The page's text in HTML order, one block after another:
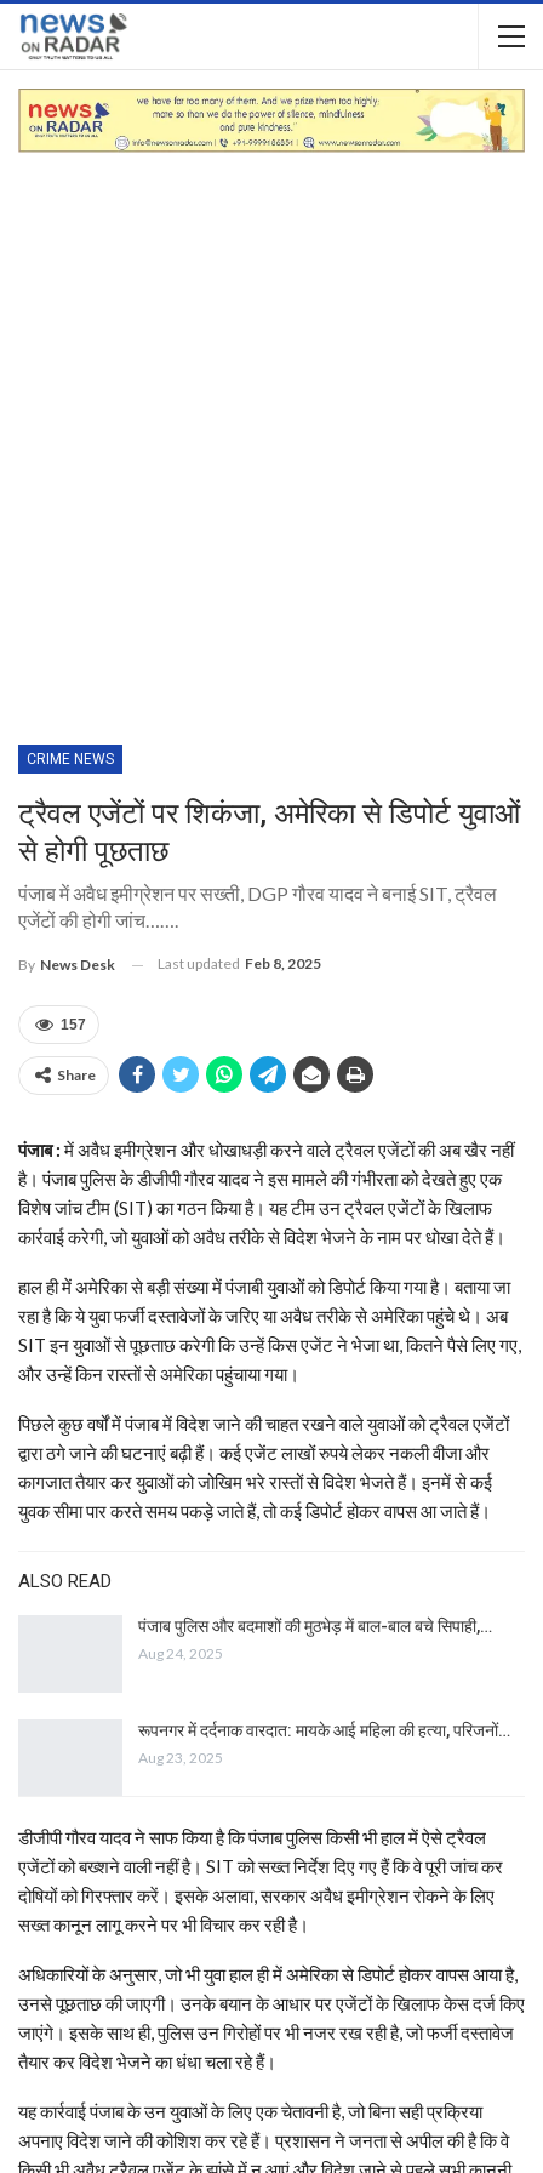
CRIME NEWS
ट्रैवल एजेंटों पर शिकंजा, अमेरिका से डिपोर्ट युवाओं
से होगी पूछताछ
पंजाब में अवैध इमीग्रेशन पर सख्ती, DGP गौरव यादव ने बनाई SIT, ट्रैवल
एजेंटों की होगी जांच…….
By News Desk Last updated Feb 8, 2025
157
Share
पंजाब :में अवैध इमीग्रेशन और धोखाधड़ी करने वाले ट्रैवल एजेंटों की अब खैर नहीं
है। पंजाब पुलिस के डीजीपी गौरव यादव ने इस मामले की गंभीरता को देखते हुए एक
विशेष जांच टीम (SIT) का गठन किया है। यह टीम उन ट्रैवल एजेंटों के खिलाफ
कार्रवाई करेगी, जो युवाओं को अवैध तरीके से विदेश भेजने के नाम पर धोखा देते हैं।
हाल ही में अमेरिका से बड़ी संख्या में पंजाबी युवाओं को डिपोर्ट किया गया है। बताया जा
रहा है कि ये युवा फर्जी दस्तावेजों के जरिए या अवैध तरीके से अमेरिका पहुंचे थे। अब
SIT इन युवाओं से पूछताछ करेगी कि उन्हें किस एजेंट ने भेजा था, कितने पैसे लिए गए,
और उन्हें किन रास्तों से अमेरिका पहुंचाया गया।
पिछले कुछ वर्षों में पंजाब में विदेश जाने की चाहत रखने वाले युवाओं को ट्रैवल एजेंटों
द्वारा ठगे जाने की घटनाएं बढ़ी हैं। कई एजेंट लाखों रुपये लेकर नकली वीजा और
कागजात तैयार कर युवाओं को जोखिम भरे रास्तों से विदेश भेजते हैं। इनमें से कई
युवक सीमा पार करते समय पकड़े जाते हैं, तो कई डिपोर्ट होकर वापस आ जाते हैं।
ALSO READ
पंजाब पुलिस और बदमाशों की मुठभेड़ में बाल-बाल बचे सिपाही,…
Aug 24, 2025
रूपनगर में दर्दनाक वारदात: मायके आई महिला की हत्या, परिजनों…
Aug 23, 2025
डीजीपी गौरव यादव ने साफ किया है कि पंजाब पुलिस किसी भी हाल में ऐसे ट्रैवल
एजेंटों को बख्शने वाली नहीं है। SIT को सख्त निर्देश दिए गए हैं कि वे पूरी जांच कर
दोषियों को गिरफ्तार करें। इसके अलावा, सरकार अवैध इमीग्रेशन रोकने के लिए
सख्त कानून लागू करने पर भी विचार कर रही है।
अधिकारियों के अनुसार, जो भी युवा हाल ही में अमेरिका से डिपोर्ट होकर वापस आया है,
उनसे पूछताछ की जाएगी। उनके बयान के आधार पर एजेंटों के खिलाफ केस दर्ज किए
जाएंगे। इसके साथ ही, पुलिस उन गिरोहों पर भी नजर रख रही है, जो फर्जी दस्तावेज
तैयार कर विदेश भेजने का धंधा चला रहे हैं।
यह कार्रवाई पंजाब के उन युवाओं के लिए एक चेतावनी है, जो बिना सही प्रक्रिया
अपनाए विदेश जाने की कोशिश कर रहे हैं। प्रशासन ने जनता से अपील की है कि वे